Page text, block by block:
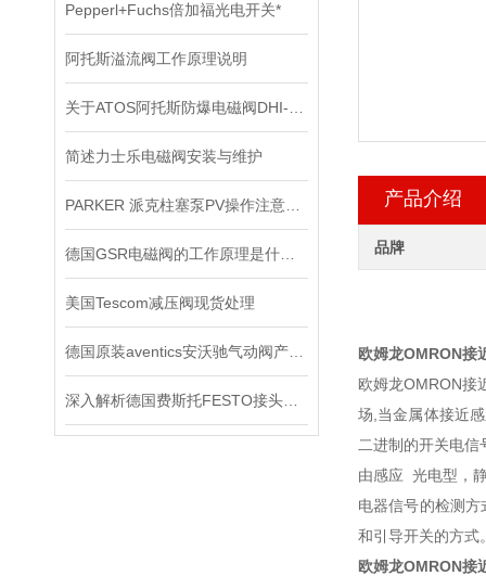
Pepperl+Fuchs倍加福光电开关*
阿托斯溢流阀工作原理说明
简述力士乐电磁阀安装与维护
美国Tescom减压阀现货处理
产品介绍
品牌
欧姆龙OMRON接
欧姆龙OMRON接
场,当金属体接近
二进制的开关电
由感应 光电型，
电器信号的检测
和引导开关的方式
欧姆龙OMRON接